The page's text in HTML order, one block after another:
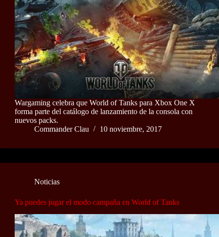
Wargaming celebra que World of Tanks para Xbox One X
forma parte del catálogo de lanzamiento de la consola con
nuevos packs.
Commander Clau
10 noviembre, 2017
Noticias
Ya puedes jugar el modo campaña en World of Tanks